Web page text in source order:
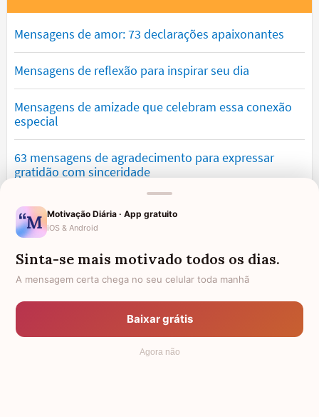
Mensagens de amor: 73 declarações apaixonantes
Mensagens de reflexão para inspirar seu dia
Mensagens de amizade que celebram essa conexão
especial
63 mensagens de agradecimento para expressar
gratidão com sinceridade
Mensagens de saudade que tocam o coração e
expressam falta
Mensagens de otimismo que vão encher você de
confiança
Mensagens para namorado: declare o seu amor com
Motivação Diária · App gratuito
iOS & Android
Sinta-se mais motivado todos os dias.
A mensagem certa chega no seu celular toda manhã
Baixar grátis
Agora não